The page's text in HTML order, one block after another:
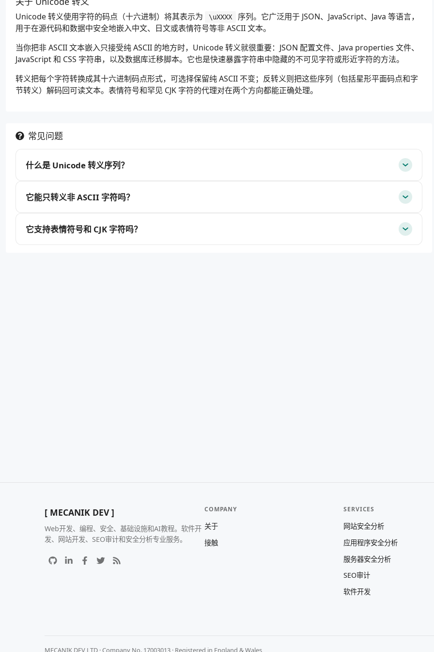
Unicode 转义使用字符的码点（十六进制）将其表示为 \uXXXX
序列。它广泛用于 JSON、JavaScript、Java 等语言，
用于在源代码和数据中安全地嵌入中文、日文或表情符号等非 ASCII 文本。
当你把非 ASCII 文本嵌入只接受纯 ASCII 的地方时，Unicode 转义就很重要：JSON 配置文件、Java properties 文件、
JavaScript 和 CSS 字符串，以及数据库迁移脚本。它也是快速暴露字符串中隐藏的不可见字符或形近字符的方法。
转义把每个字符转换成其十六进制码点形式，可选择保留纯 ASCII 不变；反转义则把这些序列（包括星形平面码点和字
节转义）解码回可读文本。表情符号和罕见 CJK 字符的代理对在两个方向都能正确处理。
常见问题
什么是 Unicode 转义序列？
它能只转义非 ASCII 字符吗？
它支持表情符号和 CJK 字符吗？
[ MECANIK DEV ]
Web开发、编程、安全、基础设施和AI教程。软件开
发、网站开发、SEO审计和安全分析专业服务。
COMPANY
关于
接触
SERVICES
网站安全分析
应用程序安全分析
服务器安全分析
SEO审计
软件开发
MECANIK DEV LTD · Company No. 17003013 · Registered in England & Wales